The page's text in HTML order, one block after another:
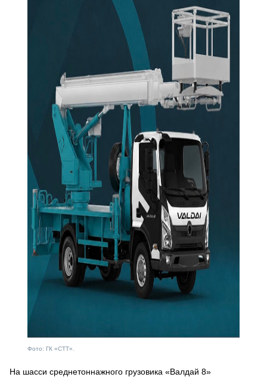
Фото: ГК «СТТ».
На шасси среднетоннажного грузовика «Валдай 8»